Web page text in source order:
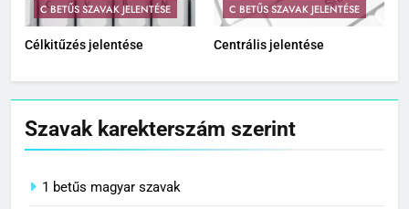
C BETŰS SZAVAK JELENTÉSE
Célkitűzés jelentése
C BETŰS SZAVAK JELENTÉSE
Centrális jelentése
Szavak karekterszám szerint
1 betűs magyar szavak